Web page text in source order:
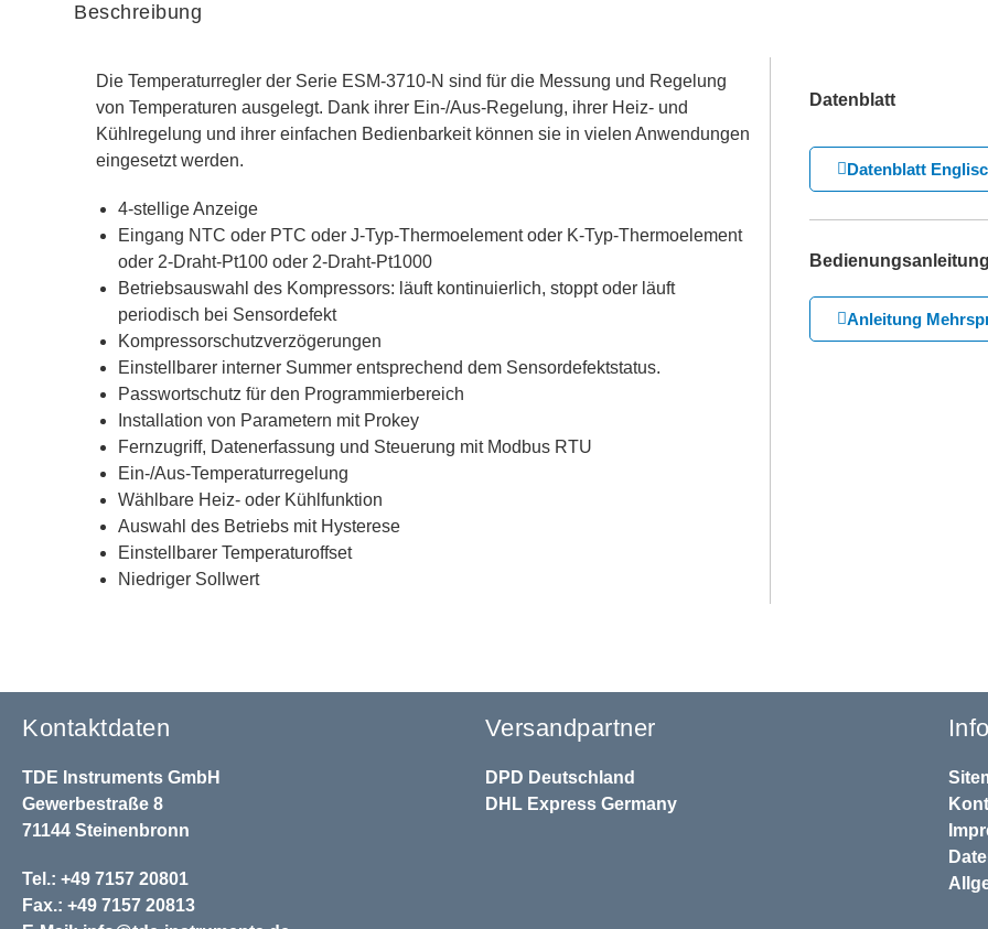
Beschreibung
Die Temperaturregler der Serie ESM-3710-N sind für die Messung und Regelung
von Temperaturen ausgelegt. Dank ihrer Ein-/Aus-Regelung, ihrer Heiz- und
Kühlregelung und ihrer einfachen Bedienbarkeit können sie in vielen Anwendungen
eingesetzt werden.
4-stellige Anzeige
Eingang NTC oder PTC oder J-Typ-Thermoelement oder K-Typ-Thermoelement
oder 2-Draht-Pt100 oder 2-Draht-Pt1000
Betriebsauswahl des Kompressors: läuft kontinuierlich, stoppt oder läuft
periodisch bei Sensordefekt
Kompressorschutzverzögerungen
Einstellbarer interner Summer entsprechend dem Sensordefektstatus.
Passwortschutz für den Programmierbereich
Installation von Parametern mit Prokey
Fernzugriff, Datenerfassung und Steuerung mit Modbus RTU
Ein-/Aus-Temperaturregelung
Wählbare Heiz- oder Kühlfunktion
Auswahl des Betriebs mit Hysterese
Einstellbarer Temperaturoffset
Niedriger Sollwert
Datenblatt
Datenblatt
Bedienungsanleitung
Anleitung
Kontaktdaten
TDE Instruments GmbH
Gewerbestraße 8
71144 Steinenbronn
Tel.: +49 7157 20801
Fax.: +49 7157 20813
Versandpartner
DPD Deutschland
DHLExpress Germany